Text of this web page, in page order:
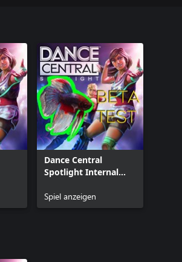
Dance Central
Spotlight Internal
Spiel anzeigen